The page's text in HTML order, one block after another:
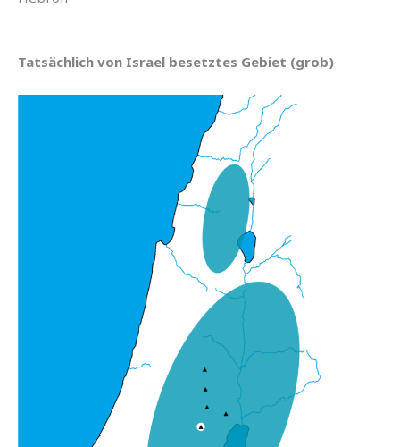
Tatsächlich von Israel besetztes Gebiet (grob)